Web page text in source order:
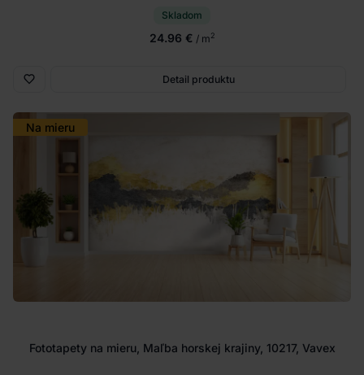
Skladom
24.96 € / m2
Detail produktu
Na mieru
Fototapety na mieru, Maľba horskej krajiny, 10217, Vavex